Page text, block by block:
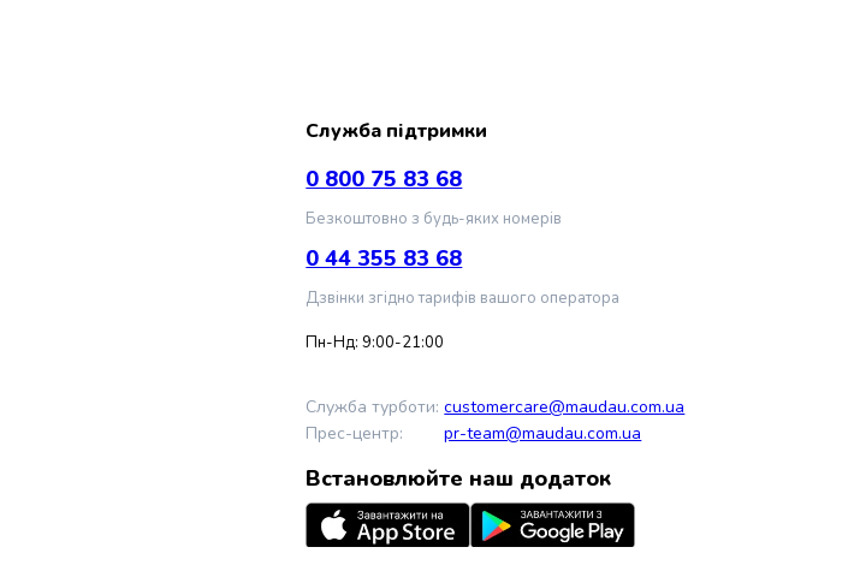
Служба підтримки
0 800 75 83 68
Безкоштовно з будь-яких номерів
0 44 355 83 68
Дзвінки згідно тарифів вашого оператора
Пн-Нд: 9:00-21:00
Служба турботи: customercare@maudau.com.ua
Прес-центр:
pr-team@maudau.com.ua
Встановлюйте наш додаток